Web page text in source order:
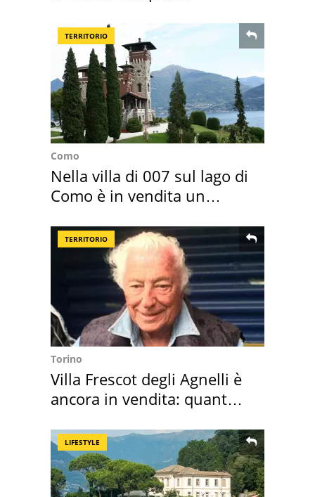
TERRITORIO
Como
Nella villa di 007 sul lago di
Como è in vendita un
TERRITORIO
Torino
Villa Frescot degli Agnelli è
ancora in vendita: quanto
LIFESTYLE